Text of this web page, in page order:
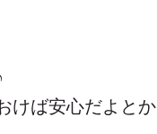
けば安心だよとか